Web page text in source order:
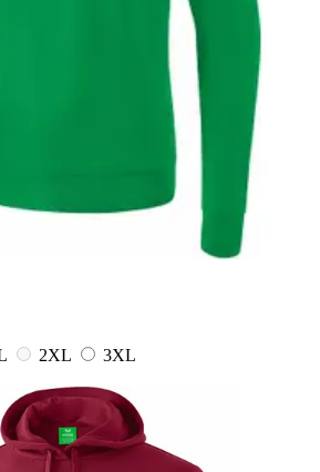
2XL
3XL